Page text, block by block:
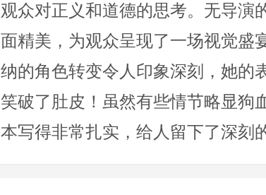
观众对正义和道德的思考。无导演
面精美，为观众呈现了一场视觉盛
纳的角色转变令人印象深刻，她的
笑破了肚皮！虽然有些情节略显狗
本写得非常扎实，给人留下了深刻